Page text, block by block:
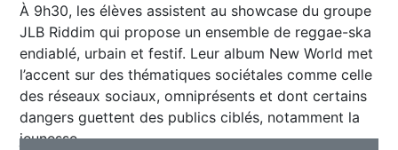
À 9h30, les élèves assistent au showcase du groupe
JLB Riddim qui propose un ensemble de reggae-ska
endiablé, urbain et festif. Leur album New World met
l’accent sur des thématiques sociétales comme celle
des réseaux sociaux, omniprésents et dont certains
dangers guettent des publics ciblés, notamment la
jeunesse.